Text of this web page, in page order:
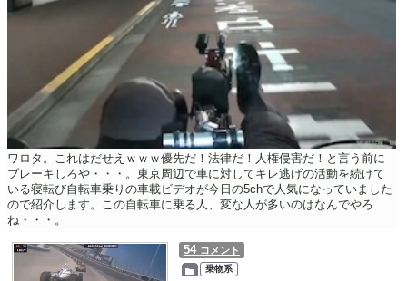
ワロタ。これはだせえｗｗｗ優先だ！法律だ！人権侵害だ！と言う前に
ブレーキしろや・・・。東京周辺で車に対してキレ逃げの活動を続けて
いる寝転び自転車乗りの車載ビデオが今日の5chで人気になっていました
ので紹介します。この自転車に乗る人、変な人が多いのはなんでやろ
ね・・・。
54 コメント
乗物系